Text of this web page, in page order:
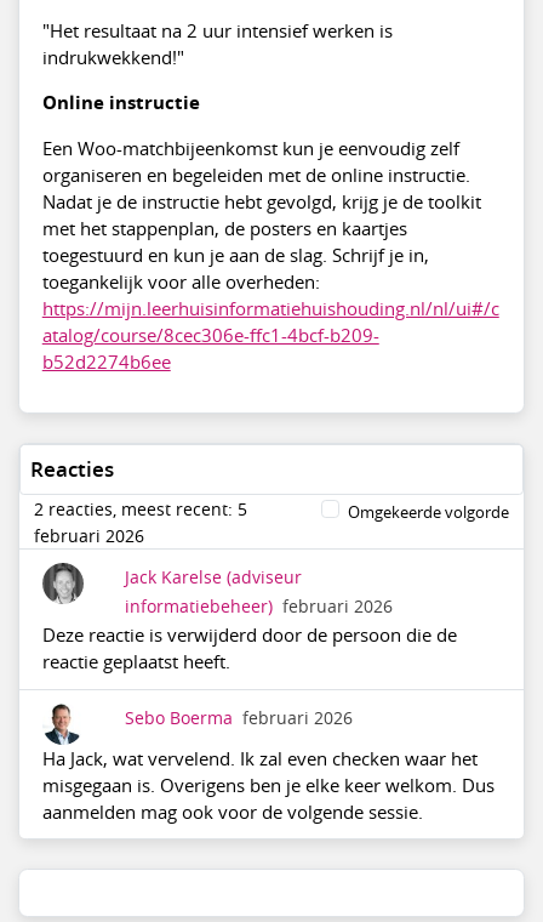
"Het resultaat na 2 uur intensief werken is
indrukwekkend!"
Online instructie
Een Woo-matchbijeenkomst kun je eenvoudig zelf
organiseren en begeleiden met de online instructie.
Nadat je de instructie hebt gevolgd, krijg je de toolkit
met het stappenplan, de posters en kaartjes
toegestuurd en kun je aan de slag. Schrijf je in,
toegankelijk voor alle overheden:
https://mijn.leerhuisinformatiehuishouding.nl/nl/ui#/c
atalog/course/8cec306e-ffc1-4bcf-b209-
b52d2274b6ee
Reacties
2 reacties, meest recent: 5
februari 2026
Omgekeerde volgorde
Jack Karelse (adviseur
informatiebeheer) februari 2026
Deze reactie is verwijderd door de persoon die de
reactie geplaatst heeft.
Sebo Boerma februari 2026
Ha Jack, wat vervelend. Ik zal even checken waar het
misgegaan is. Overigens ben je elke keer welkom. Dus
aanmelden mag ook voor de volgende sessie.